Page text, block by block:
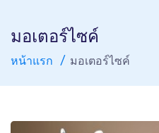
มอเตอร์ไซค์
หน้าแรก มอเตอร์ไซค์